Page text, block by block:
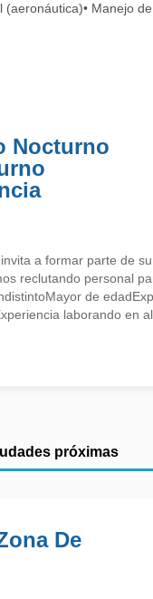
(aeronáutica)• Manejo
Nocturno
a formar parte de
reclutando personal
de
laborando en
próximas
De